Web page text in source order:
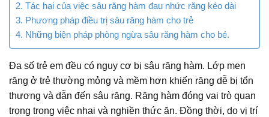
2. Tác hại của việc sâu răng hàm đau nhức răng kéo dài
3. Phương pháp điều trị sâu răng hàm cho trẻ
4. Những biện pháp phòng ngừa sâu răng hàm cho bé.
Đa số trẻ em đều có nguy cơ bị sâu răng hàm. Lớp men
răng ở trẻ thường mỏng và mềm hơn khiến răng dễ bị tổn
thương và dẫn đến sâu răng. Răng hàm đóng vai trò quan
trọng trong việc nhai và nghiền thức ăn. Đồng thời, do vị trí